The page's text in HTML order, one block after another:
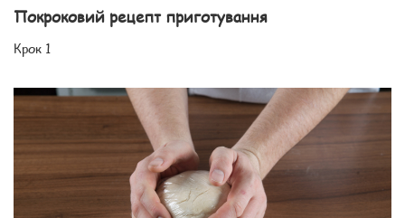
Покроковий рецепт приготування
Крок 1